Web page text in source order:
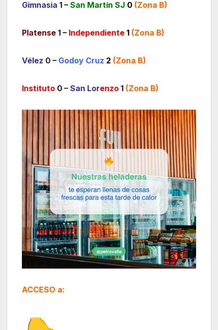
Gimnasia 1 – San Martín SJ 0 (Zona B)
Platense 1 – Independiente 1 (Zona B)
Vélez 0 – Godoy Cruz 2 (Zona B)
Instituto 0 – San Lorenzo 1 (Zona B)
ACCESO a: